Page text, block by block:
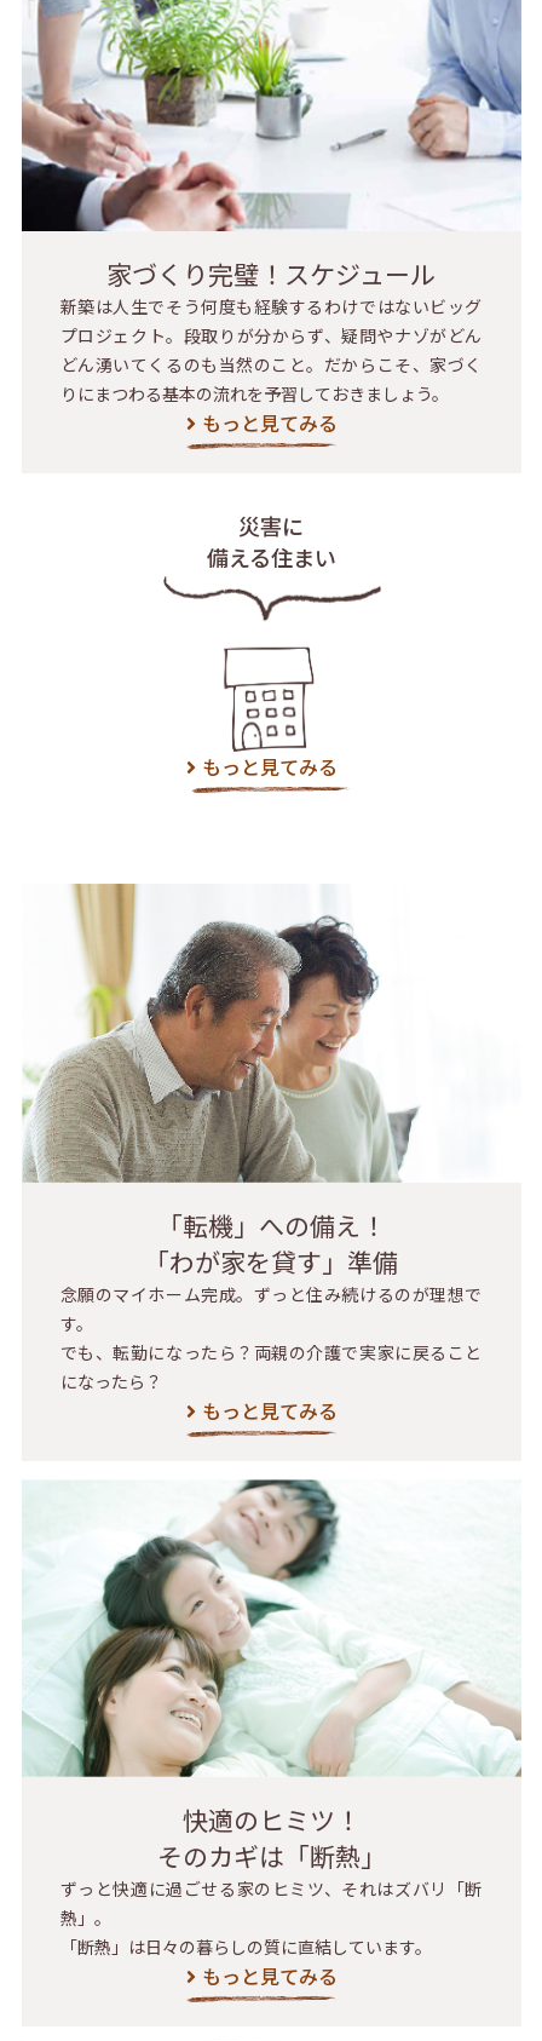
家づくり完璧！スケジュール
新築は人生でそう何度も経験するわけではないビッグ
プロジェクト。段取りが分からず、疑問やナゾがどん
どん湧いてくるのも当然のこと。だからこそ、家づく
りにまつわる基本の流れを予習しておきましょう。
もっと見てみる
災害に
備える住まい
もっと見てみる
「転機」への備え！
「わが家を貸す」準備
念願のマイホーム完成。ずっと住み続けるのが理想で
す。
でも、転勤になったら？両親の介護で実家に戻ること
になったら？
もっと見てみる
快適のヒミツ！
そのカギは「断熱」
ずっと快適に過ごせる家のヒミツ、それはズバリ「断
熱」。
「断熱」は日々の暮らしの質に直結しています。
もっと見てみる